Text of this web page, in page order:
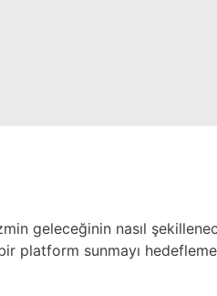
geleceğinin nasıl
platform sunmayı